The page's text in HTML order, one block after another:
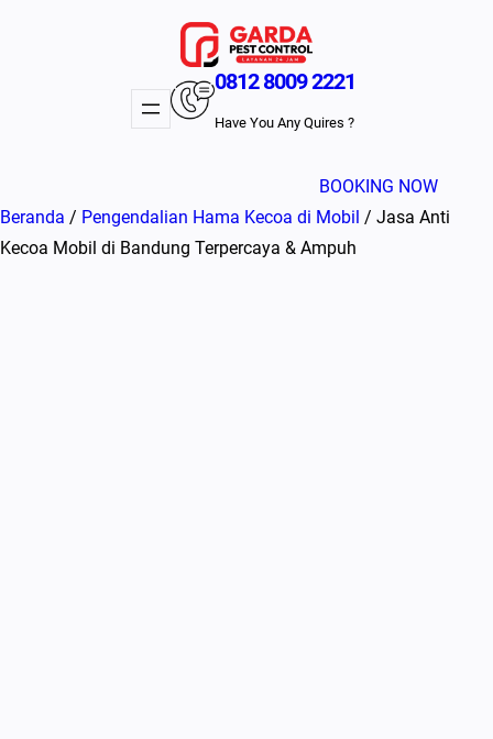
0812 8009 2221
Have You Any Quires ?
BOOKING NOW
Beranda / Pengendalian Hama Kecoa di Mobil / Jasa Anti
Kecoa Mobil di Bandung Terpercaya & Ampuh